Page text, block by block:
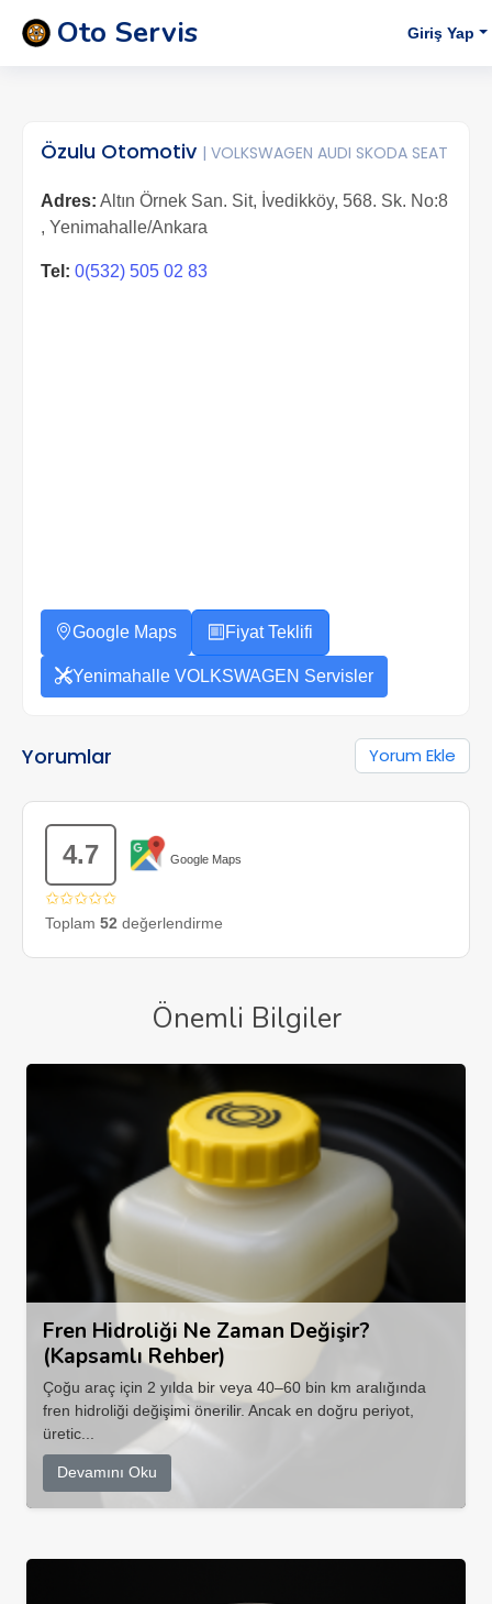
Oto Servis Giriş Yap
Özulu Otomotiv | VOLKSWAGEN AUDI SKODA SEAT
Adres: Altın Örnek San. Sit, İvedikköy, 568. Sk. No:8
, Yenimahalle/Ankara
Tel: 0(532) 505 02 83
Google Maps Fiyat Teklifi
Yenimahalle VOLKSWAGEN Servisler
Yorumlar Yorum Ekle
4.7 Google Maps
✩✩✩✩✩
Toplam 52 değerlendirme
Önemli Bilgiler
Fren Hidroliği Ne Zaman Değişir?
(Kapsamlı Rehber)
Çoğu araç için 2 yılda bir veya 40–60 bin km aralığında
fren hidroliği değişimi önerilir. Ancak en doğru periyot,
üretic...
Devamını Oku